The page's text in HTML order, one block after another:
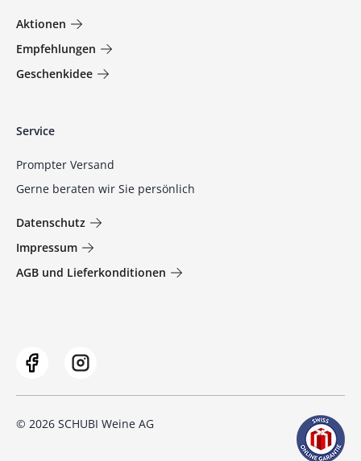
Aktionen
Empfehlungen
Geschenkidee
Service
Prompter Versand
Gerne beraten wir Sie persönlich
Datenschutz
Impressum
AGB und Lieferkonditionen
© 2026 SCHUBI Weine AG